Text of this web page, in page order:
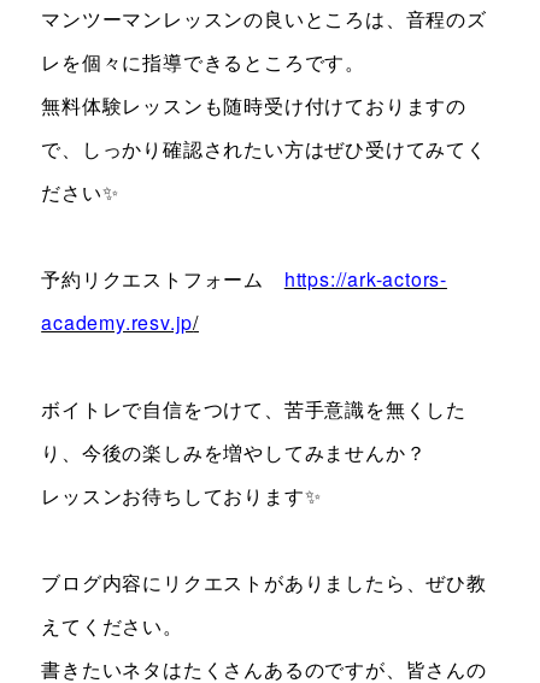
マンツーマンレッスンの良いところは、音程のズ
レを個々に指導できるところです。
無料体験レッスンも随時受け付けておりますの
で、しっかり確認されたい方はぜひ受けてみてく
ださい✨
予約リクエストフォーム https://ark-actors-
academy.resv.jp/
ボイトレで自信をつけて、苦手意識を無くした
り、今後の楽しみを増やしてみませんか？
レッスンお待ちしております✨
ブログ内容にリクエストがありましたら、ぜひ教
えてください。
書きたいネタはたくさんあるのですが、皆さんの